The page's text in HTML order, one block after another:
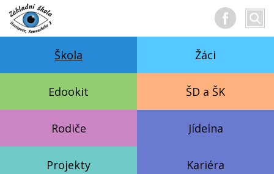
text
Škola Žáci
Edookit ŠD a ŠK
Rodiče Jídelna
Projekty Kariéra